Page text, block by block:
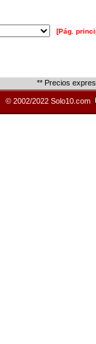
[Pág.
** Precios
© 2002/2022 Solo10.com